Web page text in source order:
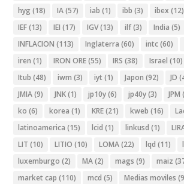
hyg (18) IA(57) iab (1) ibb (3) ibex (12)
IEF(13) IEI (17) IGV(13) ilf(3) India (5)
INFLACION (113) Inglaterra (60) intc(60)
iren (1) IRON ORE(55) IRS (38) Israel (10)
Itub (48) iwm (3) iyt (1) Japon (92) JD
JMIA(9) JNK(1) jp10y(6) jp40y(3) JPM
ko (6) korea (1) KRE(21) kweb (16)
latinoamerica (15) lcid (1) linkusd (1)
LIT (10) LITIO (10) LOMA(22) lqd (11)
luxemburgo (2) MA(2) mags (9) maiz
market cap (110) mcd (5) Medias moviles